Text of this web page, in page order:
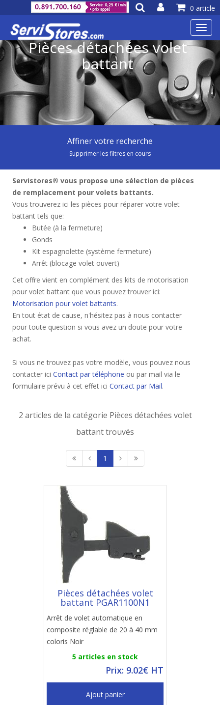
0 article
Pièces détachées volet
battant
Affiner votre recherche
Supprimer les filtres en cours
Servistores® vous propose une sélection de pièces
de remplacement pour volets battants.
Vous trouverez ici les pièces pour réparer votre volet
battant tels que:
Butée (à la fermeture)
Gonds
Kit espagnolette (système fermeture)
Arrêt (blocage volet ouvert)
Cet offre vient en complément des kits de motorisation
pour volet battant que vous pouvez trouver ici:
Motorisation pour volet battants.
En tout état de cause, n'hésitez pas à nous contacter
pour toute question si vous avez un doute pour votre
achat.
Si vous ne trouvez pas votre modèle, vous pouvez nous
contacter ici Contact par téléphone ou par mail via le
formulaire prévu à cet effet ici Contact par Mail.
2 articles de la catégorie Pièces détachées volet
battant trouvés
1
Pièces détachées volet
battant PGAR1100N1
Arrêt de volet automatique en
composite réglable de 20 à 40 mm
coloris Noir
5 articles en stock
Prix: 9.02€ HT
Ajout panier